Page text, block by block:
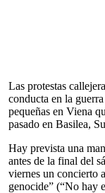
Las protestas
conducta en la
pequeñas en Viena
pasado en Basilea,
Hay prevista una
antes de la final del
viernes un concierto
genocide” (“No hay